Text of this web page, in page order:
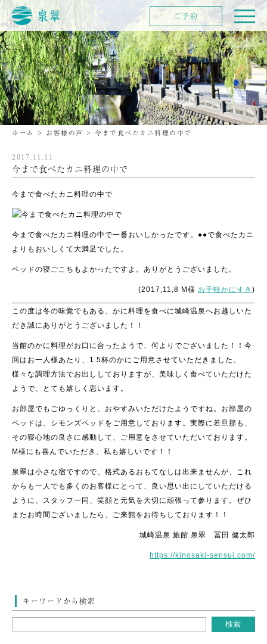
ホーム > お客様の声 > 今まで食べたカニ料理の中で
2017.11.11
今まで食べたカニ料理の中で
今まで食べたカニ料理の中で
今まで食べたカニ料理の中で一番おいしかったです。●●で食べたカニ
よりもおいしくて大満足でした。
ベッドの寝ごこちもよかったですよ。ありがとうございました。
(2017,11,8 M様 お手軽かにすき )
この度は冬の味覚でもある、かに料理を食べに城崎温泉へお越しいた
だき誠にありがとうございました！！
当館のかに料理がお口に合ったようで、何よりでございました！！今
回はお一人様あたり、1.5杯のかにご用意させていただきました。
様々な調理方法でお出ししておりますが、美味しく食べていただけた
ようで、とても嬉しく思います。
お部屋でもごゆっくりと、おやすみいただけたようですね。お部屋の
ベッドは、シモンズベッドをご用意しております。実際に若旦那も、
その寝心地の良さに感動して、ご用意をさせていただいております。
M様にも喜んでいただき、私も嬉しいです！！
泉翠は小さな宿ですので、格式あるおもてなしは出来ませんが、これ
からも一人でも多くのお客様にとって、良い思い出にしていただける
ように、スタッフ一同、笑顔と元気を大切に頑張って参ります。ぜひ
またお時間ございましたら、ご来館をお待ちしております！！
城崎温泉 旅館 泉翠 冨田 健太郎
https://kinosaki-sensui.com/
キーワードから検索
ご予約